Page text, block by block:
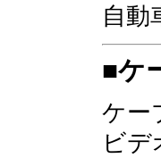
自動
■ケ
ケー
ビデ